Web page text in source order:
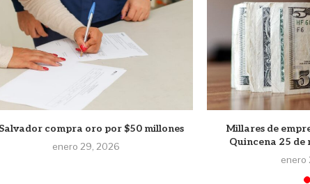
compra oro por $50 millones
enero 29, 2026
Millares de
Quincena 25
enero